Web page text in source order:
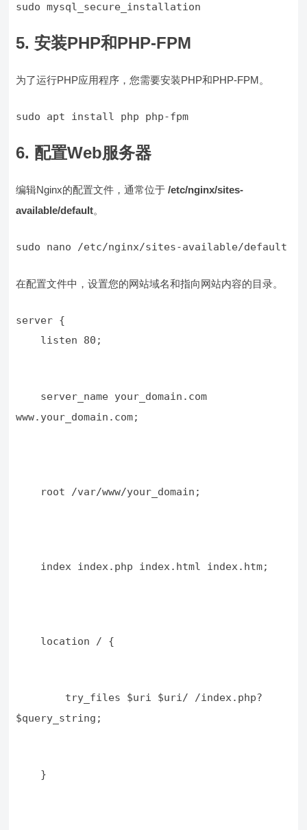
sudo mysql_secure_installation
5. 安装PHP和PHP-FPM
为了运行PHP应用程序，您需要安装PHP和PHP-FPM。
sudo apt install php php-fpm
6. 配置Web服务器
编辑Nginx的配置文件，通常位于/etc/nginx/sites-
available/default。
sudo nano /etc/nginx/sites-available/default
在配置文件中，设置您的网站域名和指向网站内容的目录。
    listen 80;
www.your_domain.com;
    root /var/www/your_domain;
    index index.php index.html index.htm;
    location / {
$query_string;
    }